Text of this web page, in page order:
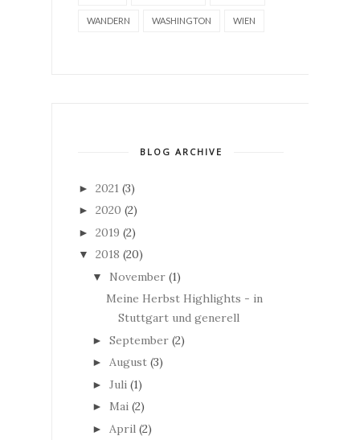
WANDERN WASHINGTON WIEN
BLOG ARCHIVE
► 2021 (3)
► 2020 (2)
► 2019 (2)
▼ 2018 (20)
▼ November (1)
Meine Herbst Highlights - in
Stuttgart und generell
► September (2)
► August (3)
► Juli (1)
► Mai (2)
► April (2)